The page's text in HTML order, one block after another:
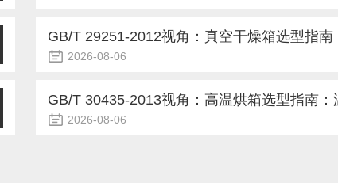
化试验箱是开展硫化橡胶、热塑性橡胶耐臭氧龟裂性能测
环境，加速材料老化龟裂失效，用于评估高分子材料的耐
制品、涂料产品可靠性定级与供应链准入的关键测试设
准体系：GB/T7762-2014《硫化橡胶或热塑性橡胶
1:2012《硫化或热塑性橡胶耐臭氧性第1部分...
2026-08-06
样品前处理等场景中，真空干燥箱是实现低温、无氧、高
低压环境规避高温氧化、碳化问题，适配热敏、易挥发、
研发、锂电制造、医药检测、精密电子实验室的基础刚
2026-08-06